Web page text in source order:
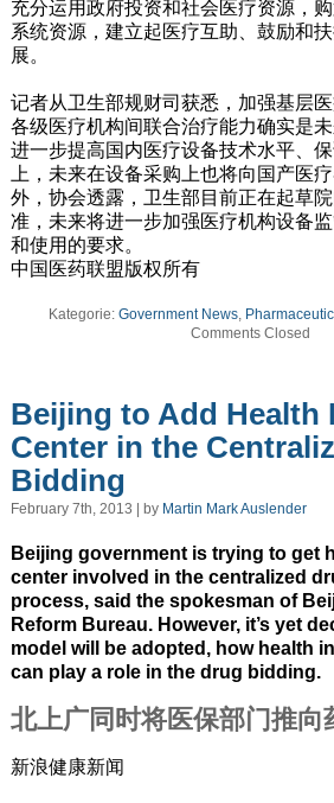
充分运用政府投资和社会医疗资源，
系统资源，建立起医疗互助、鼓励和
展。
记者从卫生部规财司获悉，加强基层
各级医疗机构间联合治疗能力确实是
进一步提高国内医疗设备技术水平、
上，未来在设备采购上也将向国产医
外，协会透露，卫生部目前正在起草
准，未来将进一步加强医疗机构设备
和使用的要求。
中国医药联盟版权所有
Kategorie:Government News,
Comments Closed
Beijing to Add Health
Center in the
Bidding
February 7th, 2013 | by Martin Mark Auslender
Beijing government is trying to get
center involved in the centralized
process, said the spokesman of
Reform Bureau. However, it’s yet
model will be adopted, how health
can play a role in the drug bidding.
北上广同时将医保部门推向
新浪健康新闻